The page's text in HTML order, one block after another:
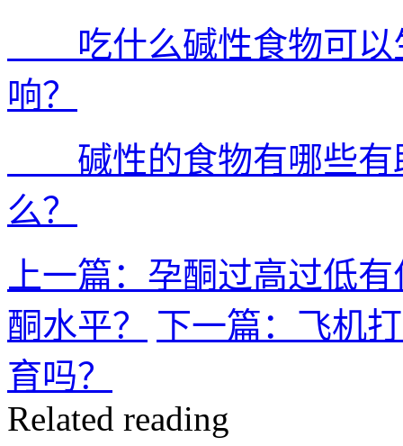
吃什么碱性食物可以
响？
碱性的食物有哪些有
么？
上一篇：孕酮过高过低
酮水平？
下一篇：飞机
育吗？
Related reading